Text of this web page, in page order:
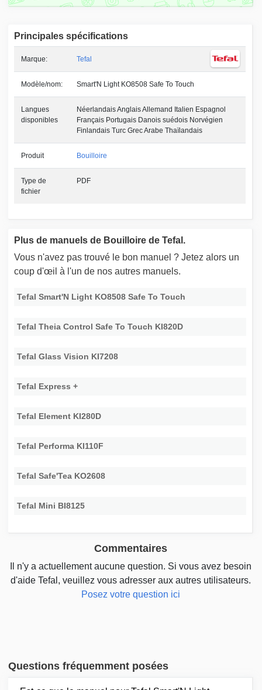
Principales spécifications
Marque: Tefal
Modèle/nom: Smart'N Light KO8508 Safe To Touch
Langues
disponibles
Néerlandais Anglais Allemand Italien Espagnol
Français Portugais Danois suédois Norvégien
Finlandais Turc Grec Arabe Thaïlandais
Produit Bouilloire
Type de
fichier
PDF
Plus de manuels de Bouilloire de Tefal.
Vous n'avez pas trouvé le bon manuel ? Jetez alors un
coup d'œil à l'un de nos autres manuels.
Tefal Smart'N Light KO8508 Safe To Touch
Tefal Theia Control Safe To Touch KI820D
Tefal Glass Vision KI7208
Tefal Express +
Tefal Element KI280D
Tefal Performa KI110F
Tefal Safe'Tea KO2608
Tefal Mini BI8125
Commentaires
Il n'y a actuellement aucune question. Si vous avez besoin
d'aide Tefal, veuillez vous adresser aux autres utilisateurs.
Posez votre question ici
Questions fréquemment posées